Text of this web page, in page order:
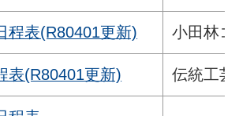
程表(R80401更新) 小田林
表(R80401更新) 伝統工